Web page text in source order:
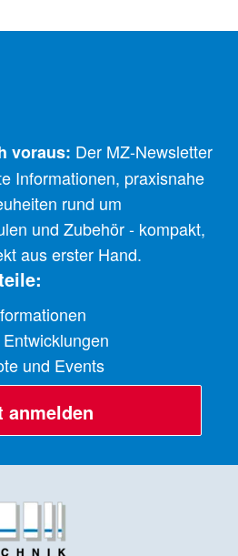
voraus: Der MZ-Newsletter
Informationen, praxisnahe
rund um
und Zubehör - kompakt,
aus erster Hand.
und Events
anmelden